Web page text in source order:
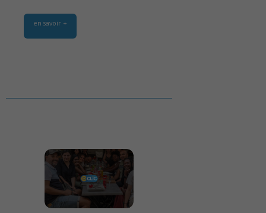
en savoir +